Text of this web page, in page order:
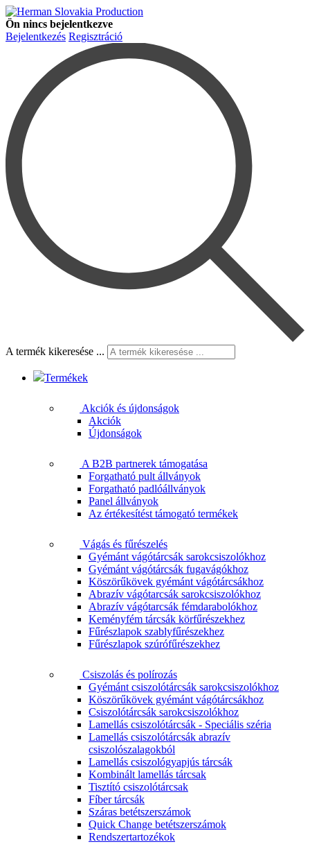
Ön nincs bejelentkezve
Bejelentkezés Regisztráció
A termék kikeresése ...
Termékek
Akciók és újdonságok
Akciók
Újdonságok
A B2B partnerek támogatása
Forgatható pult állványok
Forgatható padlóállványok
Panel állványok
Az értékesítést támogató termékek
Vágás és fűrészelés
Gyémánt vágótárcsák sarokcsiszolókhoz
Gyémánt vágótárcsák fugavágókhoz
Köszörűkövek gyémánt vágótárcsákhoz
Abrazív vágótarcsák sarokcsiszolókhoz
Abrazív vágótarcsák fémdarabolókhoz
Keményfém tárcsák körfűrészekhez
Fűrészlapok szablyfűrészekhez
Fűrészlapok szúrófűrészekhez
Csiszolás és polírozás
Gyémánt csiszolótárcsák sarokcsiszolókhoz
Köszörűkövek gyémánt vágótárcsákhoz
Csiszolótárcsák sarokcsiszolókhoz
Lamellás csiszolótárcsák - Speciális széria
Lamellás csiszolótárcsák abrazív
csiszolószalagokból
Lamellás csiszológyapjús tárcsák
Kombinált lamellás tárcsak
Tisztító csiszolótárcsak
Fíber tárcsák
Száras betétszerszámok
Quick Change betétszerszámok
Rendszertartozékok